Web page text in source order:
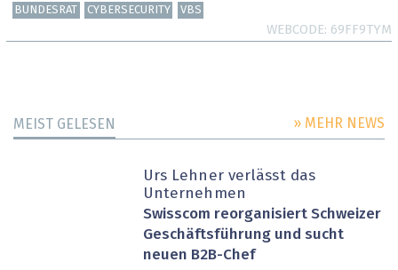
BUNDESRAT CYBERSECURITY VBS
WEBCODE 69FF9TYM
MEIST GELESEN » MEHR NEWS
Urs Lehner verlässt das
Unternehmen
Swisscom reorganisiert Schweizer
Geschäftsführung und sucht
neuen B2B-Chef